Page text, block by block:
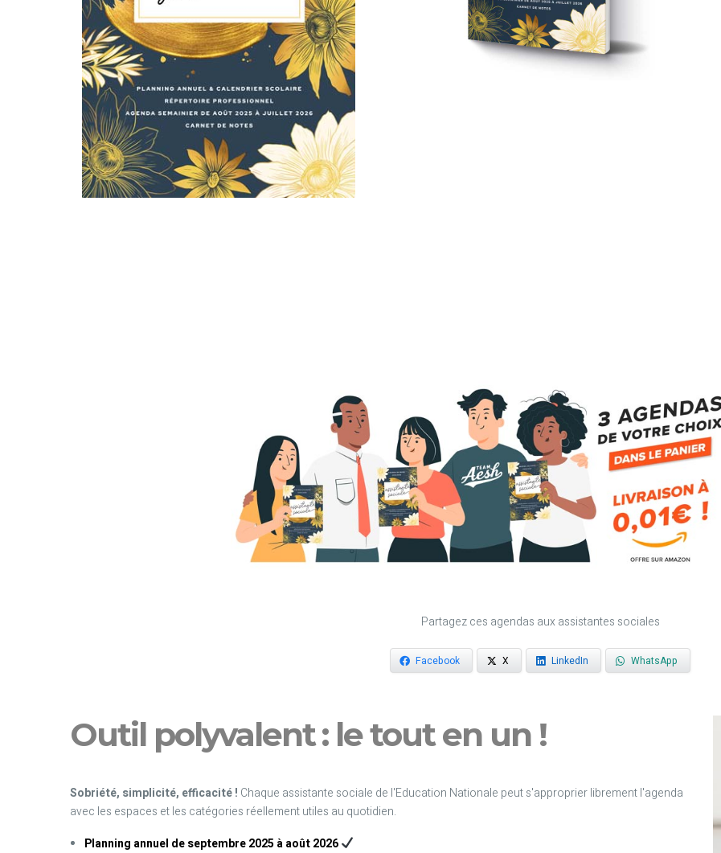
Partagez ces agendas aux assistantes sociales
Facebook X LinkedIn WhatsApp
Outil polyvalent : le tout en un !
Sobriété, simplicité, efficacité ! Chaque assistante sociale de l'Education Nationale peut s'approprier librement l'agenda
avec les espaces et les catégories réellement utiles au quotidien.
Planning annuel de septembre 2025 à août 2026